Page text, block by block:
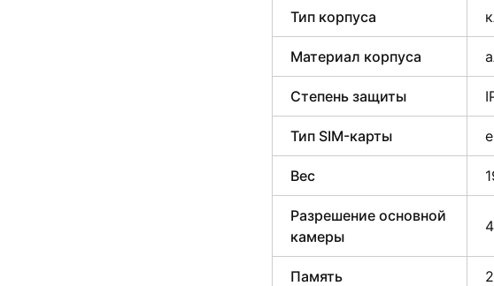
Тип корпуса
Материал корпуса
Степень защиты
Тип SIM-карты
Вес
Разрешение основной
камеры
Память